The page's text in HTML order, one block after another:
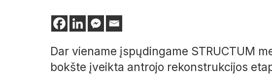
Dar viename įspųdingame STRUCTUM
bokšte įveikta antrojo rekonstrukcijos